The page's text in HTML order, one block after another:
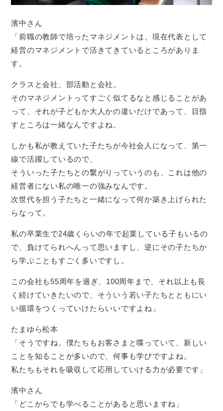
濱中さん
「前職の教師で培ったマネジメントは、現在代表として
経営のマネジメントで活きてきているところがありま
す。
クラスと会社、部活動と会社。
そのマネジメントってすごく似てるなと感じることがあ
って、それが子どもか大人かの違いだけであって、目指
すところは一緒なんですよね。
しかも私が教えていた子たちが今社会人になって、第一
線で活躍しているので、
そういった子たちとの繋がりっていうのも、これは他の
経営者にない私の唯一の強みなんです。
次世代を担う子たちと一緒になって何か築き上げられた
らなって。
私の卒業生で24歳くらいの年で起業している子もいるの
で、負けてられへんって思いますし、逆にその子たちか
ら学ぶこともすごく多いですし。
この会社も55周年を過ぎ、100周年まで、それ以上も長
く続けていきたいので、そういう若い子たちとともにい
い循環をつくっていけたらいいですよね」
たまゆら松本
「そうですね。僕たちもお客さまと喋っていて、新しい
ことを知ることが多いので、何事も学びですよね。
私たちもそれを吸収して応用していける力が必要です」
濱中さん
「どこからでも学べることがあると思いますね」